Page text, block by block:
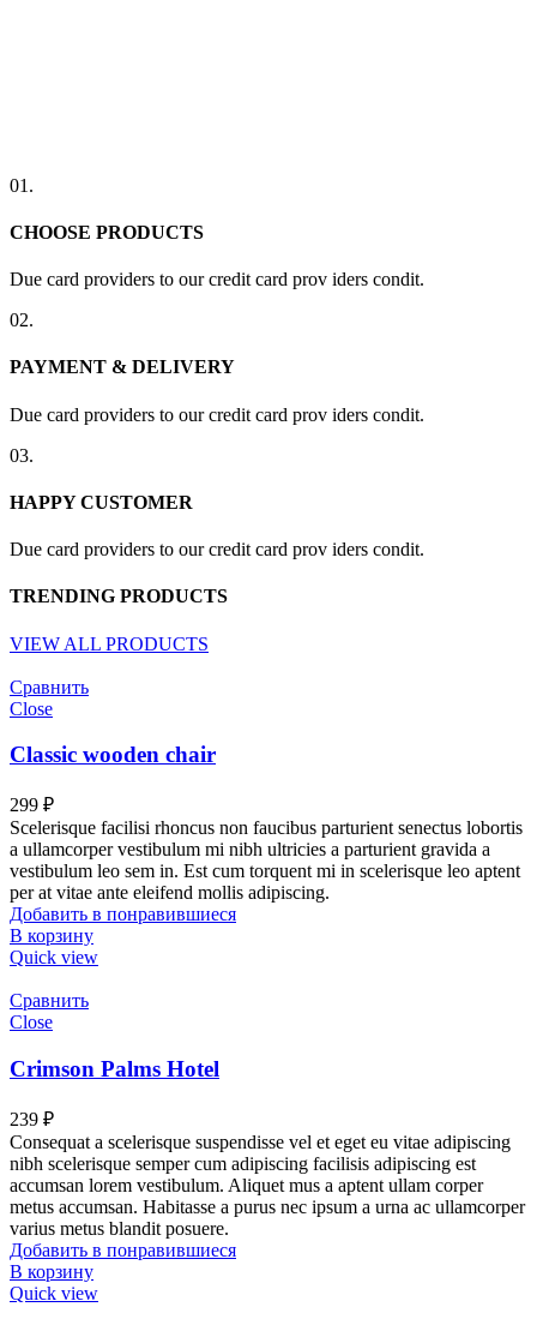
01.
CHOOSE PRODUCTS
Due card providers to our credit card prov iders condit.
02.
PAYMENT & DELIVERY
Due card providers to our credit card prov iders condit.
03.
HAPPY CUSTOMER
Due card providers to our credit card prov iders condit.
TRENDING PRODUCTS
VIEW ALL PRODUCTS
Сравнить
Close
Classic wooden chair
299 ₽
Scelerisque facilisi rhoncus non faucibus parturient senectus lobortis
a ullamcorper vestibulum mi nibh ultricies a parturient gravida a
vestibulum leo sem in. Est cum torquent mi in scelerisque leo aptent
per at vitae ante eleifend mollis adipiscing.
Добавить в понравившиеся
В корзину
Quick view
Сравнить
Close
Crimson Palms Hotel
239 ₽
Consequat a scelerisque suspendisse vel et eget eu vitae adipiscing
nibh scelerisque semper cum adipiscing facilisis adipiscing est
accumsan lorem vestibulum. Aliquet mus a aptent ullam corper
metus accumsan. Habitasse a purus nec ipsum a urna ac ullamcorper
varius metus blandit posuere.
Добавить в понравившиеся
В корзину
Quick view